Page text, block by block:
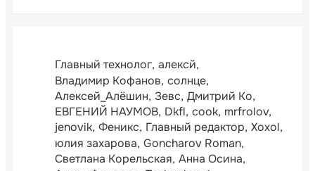
Главный технолог алексй
Владимир Кофанов солнце
Алексей_Алёшин Зевс Дмитрий Ко
ЕВГЕНИЙ НАУМОВ Dkfl cook mrfrolov
jenovik Феникс Главный редактор Xoxol
юлия захарова Goncharov Roman
Светлана Корельская Анна Осина